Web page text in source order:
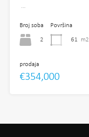
…
Broj soba
2
Površina
61 m2
prodaja
€354,000